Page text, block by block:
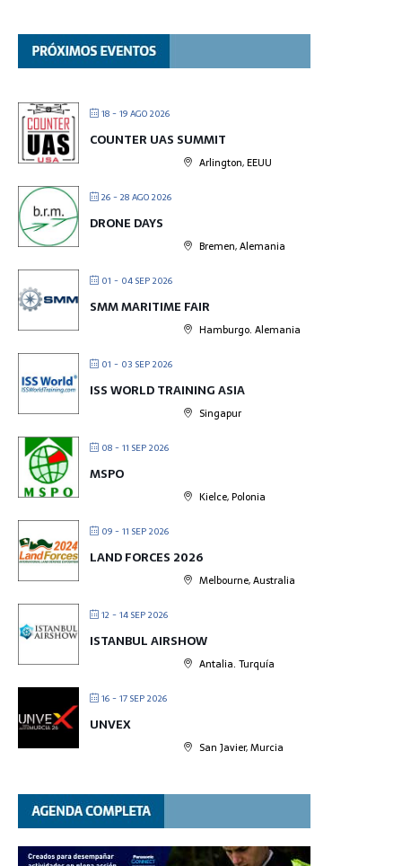
18 - 19 AGO 2026
COUNTER UAS SUMMIT
Arlington, EEUU
26 - 28 AGO 2026
DRONE DAYS
Bremen, Alemania
01 - 04 SEP 2026
SMM MARITIME FAIR
Hamburgo. Alemania
01 - 03 SEP 2026
ISS WORLD TRAINING ASIA
Singapur
08 - 11 SEP 2026
MSPO
Kielce, Polonia
09 - 11 SEP 2026
LAND FORCES 2026
Melbourne, Australia
12 - 14 SEP 2026
ISTANBUL AIRSHOW
Antalia. Turquía
16 - 17 SEP 2026
UNVEX
San Javier, Murcia